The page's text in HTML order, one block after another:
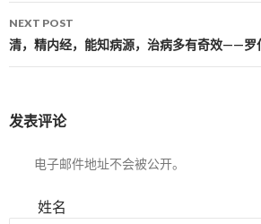
NEXT POST
清，精内经，能知病源，治病多有奇效——罗
发表评论
电子邮件地址不会被公开。
姓名